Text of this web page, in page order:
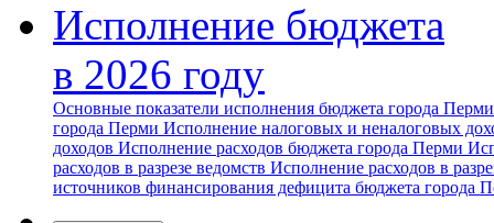
Исполнение бюджета
в 2026 году
Основные показатели исполнения бюджета города
города Перми Исполнение налоговых и неналоговых
доходов Исполнение расходов бюджета города Перми
расходов в разрезе ведомств Исполнение расходов в
источников финансирования дефицита бюджета города